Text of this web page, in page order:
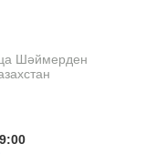
Шәймерден